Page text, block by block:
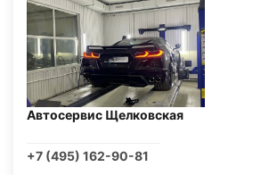
Автосервис Щелковская
+7 (495) 162-90-81